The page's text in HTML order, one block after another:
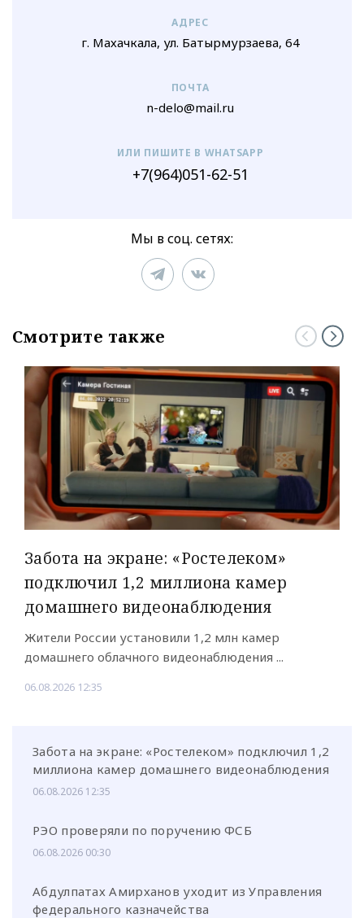
АДРЕС
г. Махачкала, ул. Батырмурзаева, 64
ПОЧТА
n-delo@mail.ru
ИЛИ ПИШИТЕ В WHATSAPP
+7(964)051-62-51
Мы в соц. сетях:
Смотрите также
Забота на экране: «Ростелеком»
подключил 1,2 миллиона камер
домашнего видеонаблюдения
Жители России установили 1,2 млн камер
домашнего облачного видеонаблюдения ...
06.08.2026 12:35
Забота на экране: «Ростелеком» подключил 1,2
миллиона камер домашнего видеонаблюдения
06.08.2026 12:35
РЭО проверяли по поручению ФСБ
06.08.2026 00:30
Абдулпатах Амирханов уходит из Управления
федерального казначейства